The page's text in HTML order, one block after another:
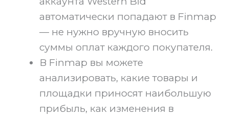
автоматически попадают в Finmap
— не нужно вручную вносить
суммы оплат каждого покупателя.
В Finmap вы можете
анализировать, какие товары и
площадки приносят наибольшую
прибыль, как изменения в